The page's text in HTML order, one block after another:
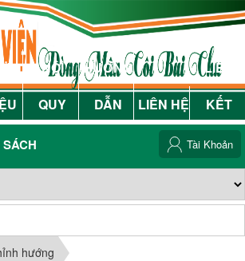
NỘI
QUY
HƯỚNG
DẪN
LIÊN HỆ
LIÊN
KẾT
Phiếu Sách
Tài Khoản
hướng